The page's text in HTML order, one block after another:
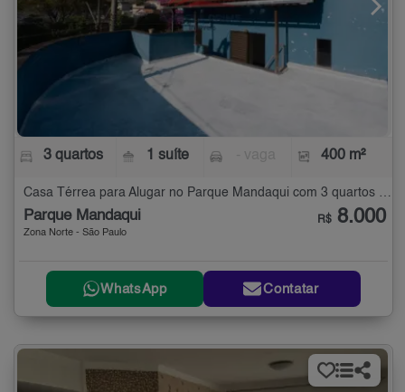
3 quartos 1 suíte 400 m²
Casa Térrea para Alugar no Parque Mandaqui com 3 quartos - 400 m²
Parque Mandaqui
Zona Norte - São Paulo
R$ 8.000
WhatsApp Contatar